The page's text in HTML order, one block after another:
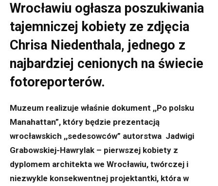
Wrocławiu ogłasza poszukiwania
tajemniczej kobiety ze zdjęcia
Chrisa Niedenthala, jednego z
najbardziej cenionych na świecie
fotoreporterów.
Muzeum realizuje właśnie dokument ,,Po polsku
Manahattan”, który będzie prezentacją
wrocławskich ,,sedesowców” autorstwa Jadwigi
Grabowskiej-Hawrylak – pierwszej kobiety z
dyplomem architekta we Wrocławiu, twórczej i
niezwykle konsekwentnej projektantki, która w